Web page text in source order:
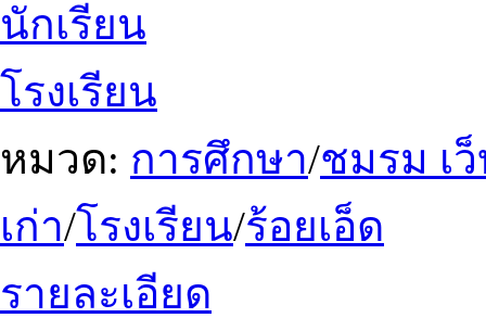
นักเรียน
โรงเรียน
หมวด: การศึกษา/ชมรม เ
เก่า/โรงเรียน/ร้อยเอ็ด
รายละเอียด